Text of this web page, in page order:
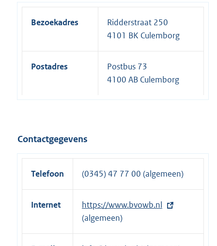
Bezoekadres
Ridderstraat 250
4101 BK Culemborg
Postadres
Postbus 73
4100 AB Culemborg
Contactgegevens
Telefoon (0345) 47 77 00 (algemeen)
Internet
E
x
t
https://www.bvowb.nl
(algemeen)